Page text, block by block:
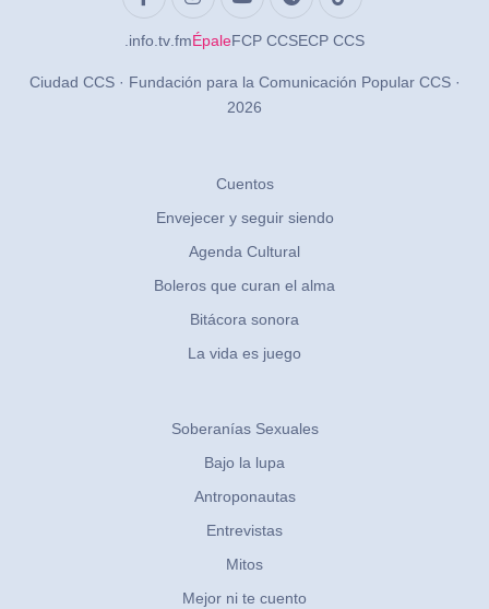
.info .tv .fmÉpaleFCP CCSECP CCS
Ciudad CCS · Fundación para la Comunicación Popular CCS ·
2026
Cuentos
Envejecer y seguir siendo
Agenda Cultural
Boleros que curan el alma
Bitácora sonora
La vida es juego
Soberanías Sexuales
Bajo la lupa
Antroponautas
Entrevistas
Mitos
Mejor ni te cuento